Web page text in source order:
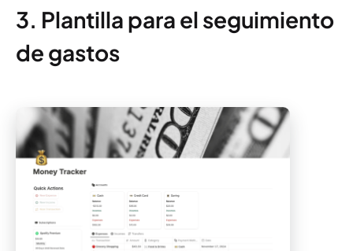
3. Plantilla para el seguimiento
de gastos